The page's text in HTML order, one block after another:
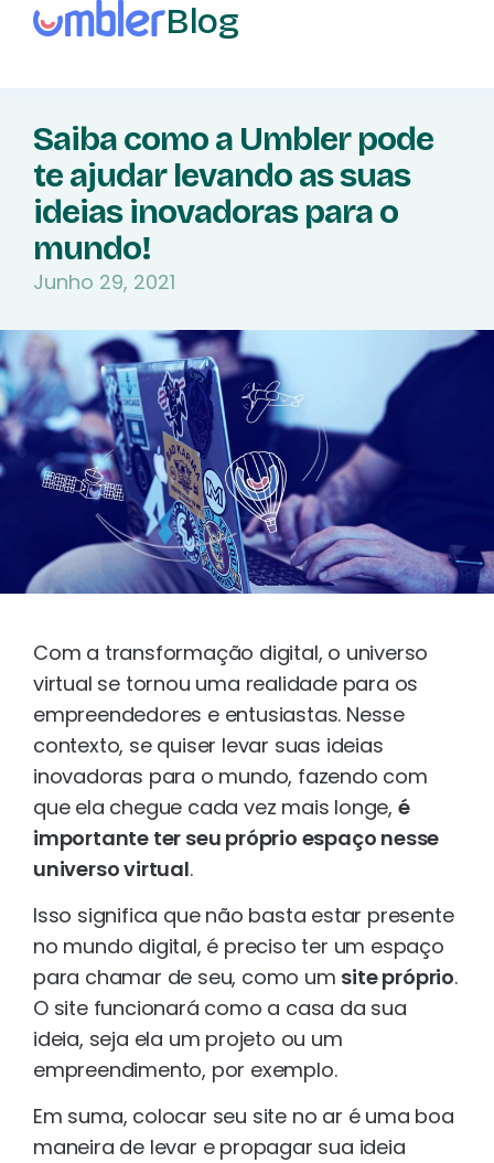
Blog
Saiba como a Umbler pode
te ajudar levando as suas
ideias inovadoras para o
mundo!
Junho 29, 2021
Com a transformação digital, o universo
virtual se tornou uma realidade para os
empreendedores e entusiastas. Nesse
contexto, se quiser levar suas ideias
inovadoras para o mundo, fazendo com
que ela chegue cada vez mais longe, é
importante ter seu próprio espaço nesse
universo virtual.
Isso significa que não basta estar presente
no mundo digital, é preciso ter um espaço
para chamar de seu, como um site próprio.
O site funcionará como a casa da sua
ideia, seja ela um projeto ou um
empreendimento, por exemplo.
Em suma, colocar seu site no ar é uma boa
maneira de levar e propagar sua ideia